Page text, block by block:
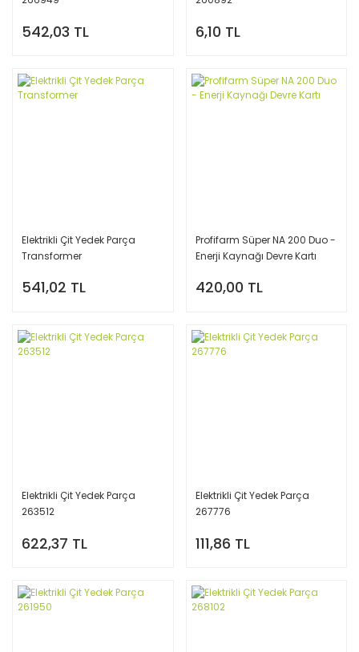
542,03 TL 6,10 TL
Elektrikli Çit Yedek Parça
Transformer
541,02 TL
Profifarm Süper NA 200 Duo -
Enerji Kaynağı Devre Kartı
420,00 TL
Elektrikli Çit Yedek Parça
263512
622,37 TL
Elektrikli Çit Yedek Parça
267776
111,86 TL